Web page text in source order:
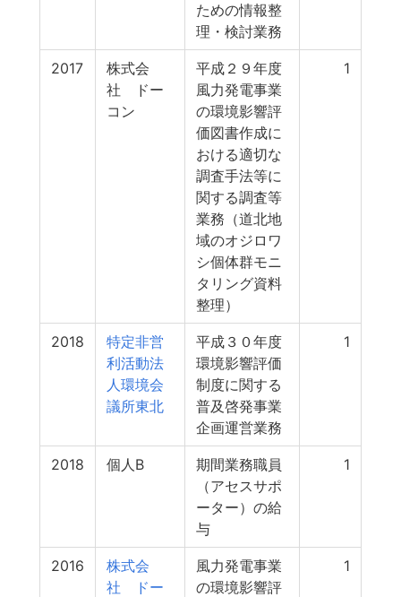
ための情報整
理・検討業務
2017
株式会
社 ドー
コン
平成２９年度
風力発電事業
の環境影響評
価図書作成に
おける適切な
調査手法等に
関する調査等
業務（道北地
域のオジロワ
シ個体群モニ
タリング資料
整理）
1
2018
特定非営
利活動法
人環境会
議所東北
平成３０年度
環境影響評価
制度に関する
普及啓発事業
企画運営業務
1
2018 個人B
期間業務職員
（アセスサポ
ーター）の給
与
1
2016
株式会
社 ドー
風力発電事業
の環境影響評
1